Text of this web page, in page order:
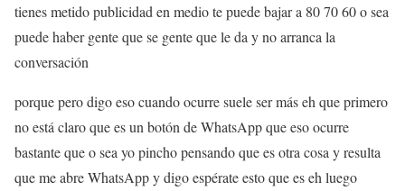
tienes metido publicidad en medio te puede bajar a 80 70 60 o sea
puede haber gente que se gente que le da y no arranca la
conversación
porque pero digo eso cuando ocurre suele ser más eh que primero
no está claro que es un botón de WhatsApp que eso ocurre
bastante que o sea yo pincho pensando que es otra cosa y resulta
que me abre WhatsApp y digo espérate esto que es eh luego